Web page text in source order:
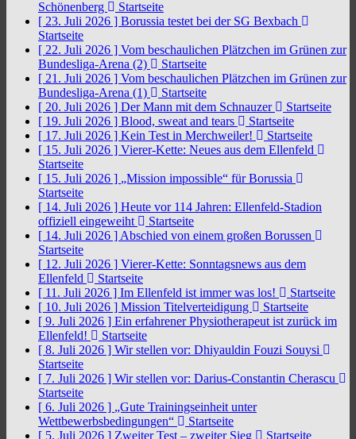
Schönenberg
Startseite
[ 23. Juli 2026 ] Borussia testet bei der SG Bexbach
Startseite
[ 22. Juli 2026 ] Vom beschaulichen Plätzchen im Grünen zur
Bundesliga-Arena (2)
Startseite
[ 21. Juli 2026 ] Vom beschaulichen Plätzchen im Grünen zur
Bundesliga-Arena (1)
Startseite
[ 20. Juli 2026 ] Der Mann mit dem Schnauzer
Startseite
[ 19. Juli 2026 ] Blood, sweat and tears
Startseite
[ 17. Juli 2026 ] Kein Test in Merchweiler!
Startseite
[ 15. Juli 2026 ] Vierer-Kette: Neues aus dem Ellenfeld
Startseite
[ 15. Juli 2026 ] „Mission impossible“ für Borussia
Startseite
[ 14. Juli 2026 ] Heute vor 114 Jahren: Ellenfeld-Stadion
offiziell eingeweiht
Startseite
[ 14. Juli 2026 ] Abschied von einem großen Borussen
Startseite
[ 12. Juli 2026 ] Vierer-Kette: Sonntagsnews aus dem
Ellenfeld
Startseite
[ 11. Juli 2026 ] Im Ellenfeld ist immer was los!
Startseite
[ 10. Juli 2026 ] Mission Titelverteidigung
Startseite
[ 9. Juli 2026 ] Ein erfahrener Physiotherapeut ist zurück im
Ellenfeld!
Startseite
[ 8. Juli 2026 ] Wir stellen vor: Dhiyauldin Fouzi Souysi
Startseite
[ 7. Juli 2026 ] Wir stellen vor: Darius-Constantin Cherascu
Startseite
[ 6. Juli 2026 ] „Gute Trainingseinheit unter
Wettbewerbsbedingungen“
Startseite
[ 5. Juli 2026 ] Zweiter Test – zweiter Sieg
Startseite